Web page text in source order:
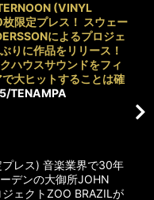
(VINYL
限定プレス！ スウェー
によるプロジェ
りに作品をリリース！
ハウスサウンドをフィ
大ヒットすることは確
TENAMPA
プレス) 音楽業界で30年
デンの大御所JOHN
ェクトZOO BRAZILが